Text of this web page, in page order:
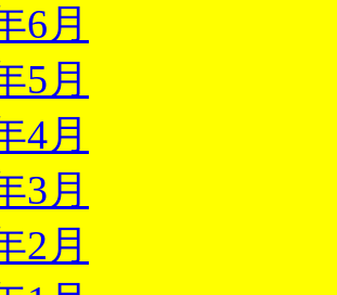
6月
5月
4月
3月
2月